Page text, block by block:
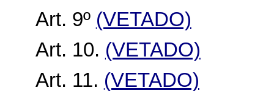
Art. 9º (VETADO)
Art. 10. (VETADO)
Art. 11. (VETADO)